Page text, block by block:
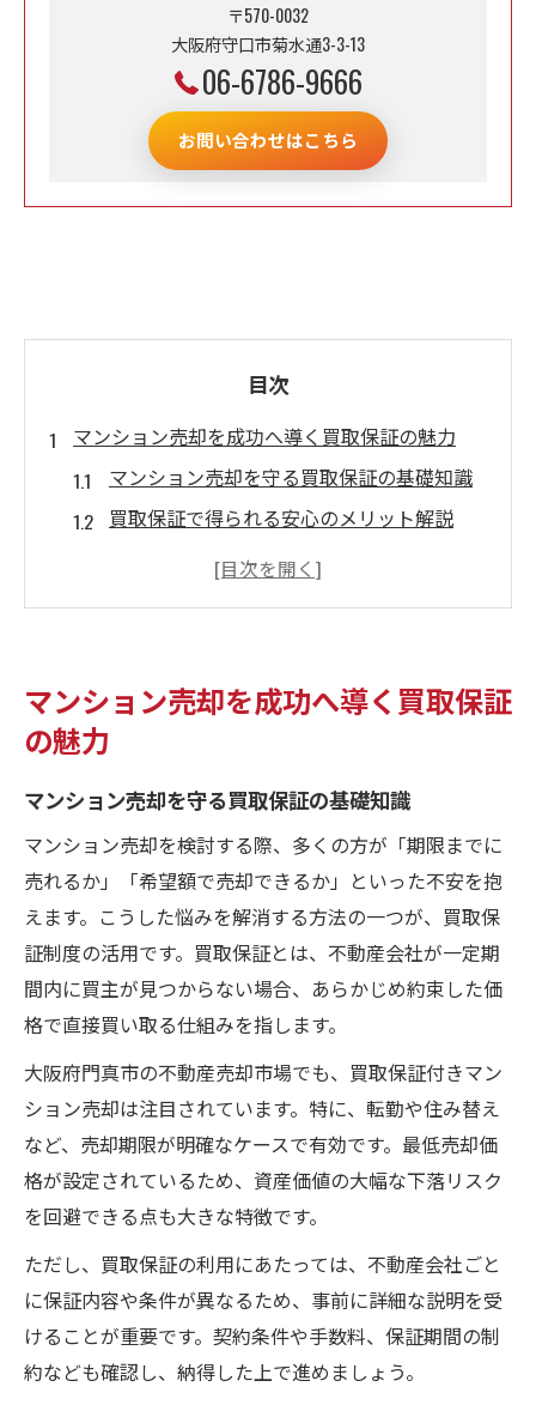
〒570-0032
大阪府守口市菊水通3-3-13
06-6786-9666
お問い合わせはこちら
目次
マンション売却を成功へ導く買取保証の魅力
マンション売却を守る買取保証の基礎知識
買取保証で得られる安心のメリット解説
マンション売却成功に不可欠な保証制度の
用法
買取保証付き売却で不安を手放す方法
マンション売却の不安を解消する保証の仕
売却期限や最低価格が決まる安心の理由
買取保証付きでリスクを抑えた売却を実現
マンション売却時に知るべき手続きの全体
像
トラブルを避ける買取保証の活用ポイント
安心して進めるマンション売却の極意
マンション売却を安心して進めるための準
備
買取保証の条件確認が安心の第一歩
マンション売却の流れを理解して計画的に
行動
売却後のトラブルを防ぐ保証選びのコツ
マンション売却サポート体制の選び方
売却タイミングに悩むなら買取保証が安心
マンション売却を成功へ導く買取保証
の魅力
マンション売却を守る買取保証の基礎知識
マンション売却を検討する際、多くの方が「期限までに
売れるか」「希望額で売却できるか」といった不安を抱
えます。こうした悩みを解消する方法の一つが、買取保
証制度の活用です。買取保証とは、不動産会社が一定期
間内に買主が見つからない場合、あらかじめ約束した価
格で直接買い取る仕組みを指します。
大阪府門真市の不動産売却市場でも、買取保証付きマン
ション売却は注目されています。特に、転勤や住み替え
など、売却期限が明確なケースで有効です。最低売却価
格が設定されているため、資産価値の大幅な下落リスク
を回避できる点も大きな特徴です。
ただし、買取保証の利用にあたっては、不動産会社ごと
に保証内容や条件が異なるため、事前に詳細な説明を受
けることが重要です。契約条件や手数料、保証期間の制
約なども確認し、納得した上で進めましょう。